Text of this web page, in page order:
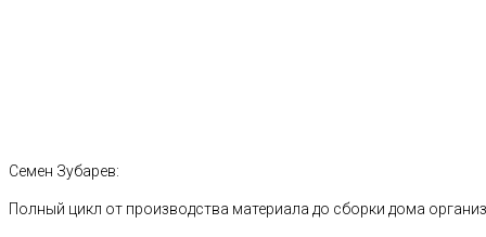
Семен Зубарев:
Полный цикл от производства материала до сборки дома